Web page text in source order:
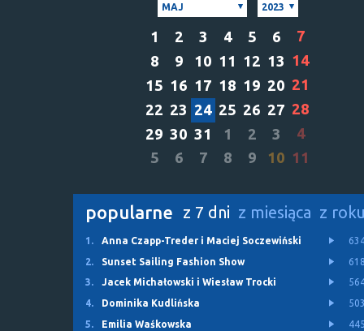
MAJ 2023
1 2 3 4 5 6
7
8
9 10 11 12 13 14
15 16 17 18 19 20 21
22 23 24 25 26 27 28
29 30 31 1 2 3
4
5
6 7 8 9 10 11
popularne z 7 dni z miesiąca z
1. Anna Czapp-Treder i Maciej Soczewiński
2.
Sunset Sailing Fashion Show
3.
Jacek Michałowski i Wiesław Trocki
4.
Dominika Kudlińska
5.
Emilia Waśkowska